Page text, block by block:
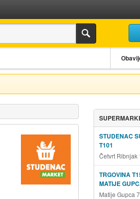
STUDENAC
T101
Četvrt Ribnjak
TRGOVINA
MATIJE
Matije Gupca